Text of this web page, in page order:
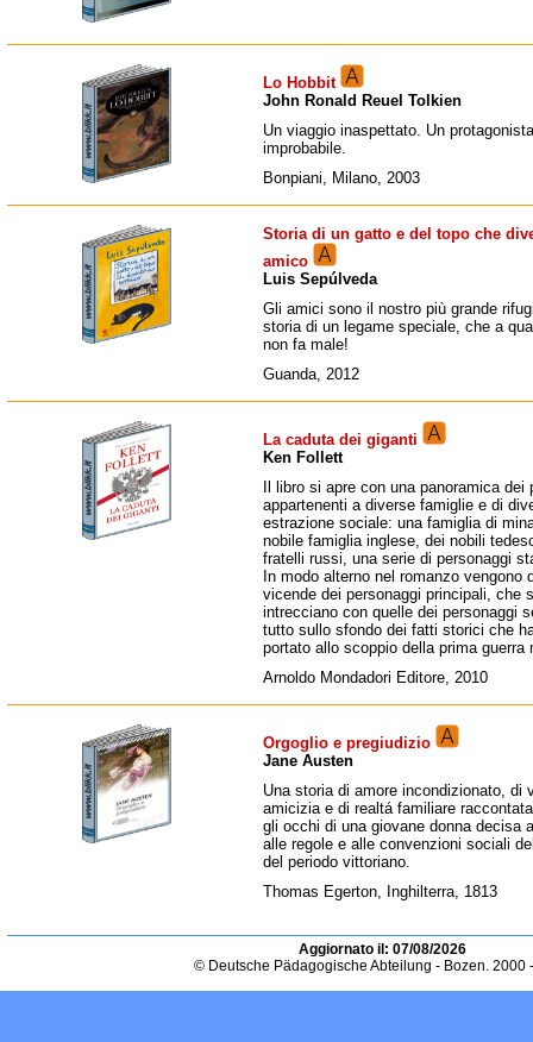
Lo Hobbit
John Ronald Reuel Tolkien
Un viaggio inaspettato. Un protagonista
improbabile.
Bonpiani, Milano, 2003
Storia di un gatto e del topo che
amico
Luis Sepúlveda
Gli amici sono il nostro più grande
storia di un legame speciale, che a
non fa male!
Guanda, 2012
La caduta dei giganti
Ken Follett
Il libro si apre con una panoramica dei
appartenenti a diverse famiglie e di
estrazione sociale: una famiglia di
nobile famiglia inglese, dei nobili
fratelli russi, una serie di personaggi
In modo alterno nel romanzo vengono
vicende dei personaggi principali, che
intrecciano con quelle dei personaggi
tutto sullo sfondo dei fatti storici che
portato allo scoppio della prima guerra
Arnoldo Mondadori Editore, 2010
Orgoglio e pregiudizio
Jane Austen
Una storia di amore incondizionato, di
amicizia e di realtá familiare
gli occhi di una giovane donna decisa
alle regole e alle convenzioni sociali
del periodo vittoriano.
Thomas Egerton, Inghilterra, 1813
Aggiornato il: 07/08/2026
© Deutsche Pädagogische Abteilung - Bozen. 2000